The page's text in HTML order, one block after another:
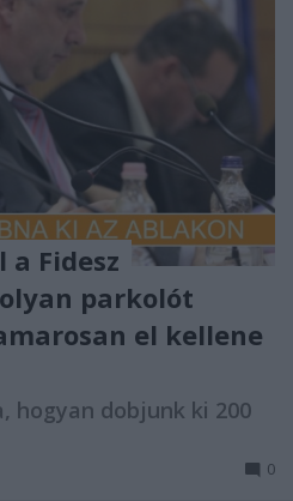
Fidesz
parkolót
el kellene
hogyan dobjunk ki 200
0